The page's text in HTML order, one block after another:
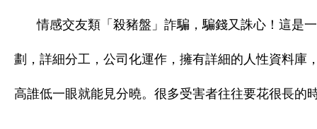
情感交友類「殺豬盤」詐騙，騙錢又誅心！這是
劃，詳細分工，公司化運作，擁有詳細的人性資料庫
高誰低一眼就能見分曉。很多受害者往往要花很長的